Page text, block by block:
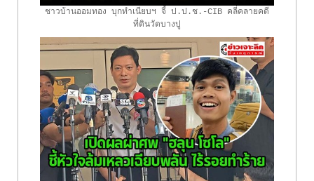
ชาวบ้านออมทอง บุกทำเนียบฯ จี้ ป.ป.ช.-CIB คลี่คลายคดี
ที่ดินวัดบางปู